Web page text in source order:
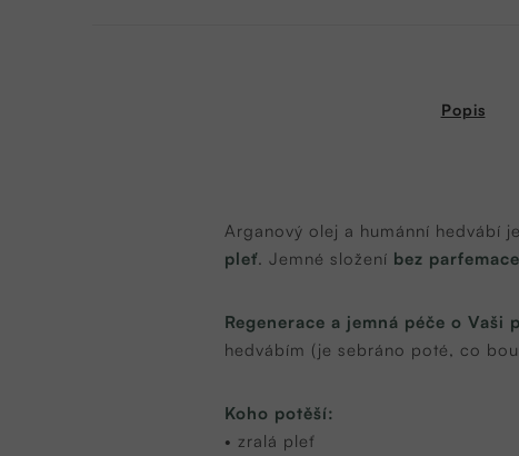
Popis
Arganový olej a humánní hedvábí
pleť. Jemné složení bez parfemace
Regenerace a jemná péče o Vaši
hedvábím (je sebráno poté, co
Koho potěší:
• zralá pleť